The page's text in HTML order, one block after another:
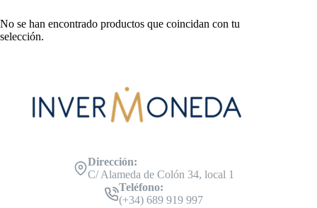
No se han encontrado productos que coincidan con tu
selección.
Dirección:
C/ Alameda de Colón 34, local 1
Teléfono:
(+34) 689 919 997